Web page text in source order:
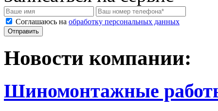
Соглашаюсь на обработку персональных данных
Новости компании:
Шиномонтажные